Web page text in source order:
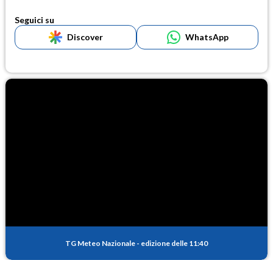
Seguici su
Discover
WhatsApp
TG Meteo Nazionale - edizione delle 11:40